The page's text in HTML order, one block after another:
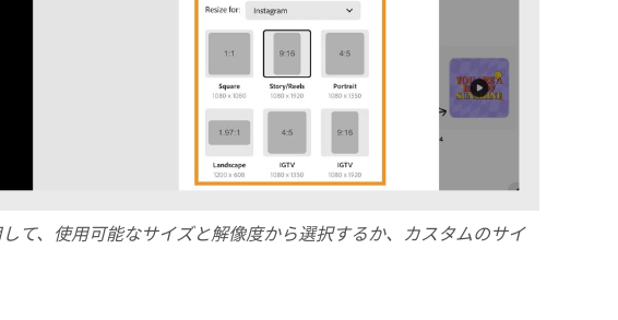
て、使用可能なサイズと解像度から選択するか、カスタムのサイ